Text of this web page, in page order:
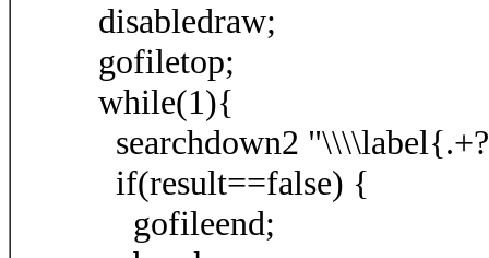
disabledraw;
gofiletop;
while(1){
searchdown2
if(result==false) {
gofileend;